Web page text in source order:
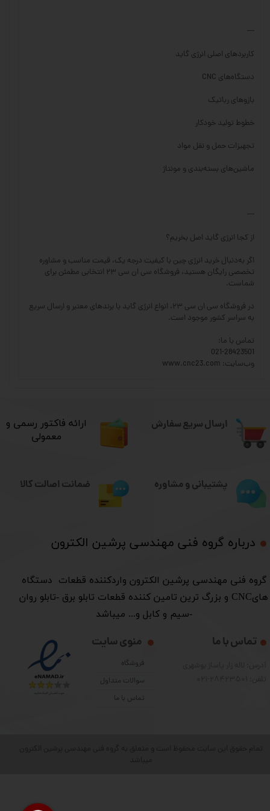
---
کاربردهای اصلی انرژی گاید
دستگاه‌های CNC
بازوهای رباتیک
خطوط تولید خودکار
تجهیزات حمل و نقل مواد
ماشین‌های بسته‌بندی و مونتاژ
---
از کجا انرژی گاید اصل بخریم؟
اگر به‌دنبال خرید انرژی چین با کیفیت درجه یک، قیمت مناسب و مشاوره
تخصصی رایگان هستید، فروشگاه سی ان سی ۲۳ انتخابی مطمئن برای
شماست.
در فروشگاه سی ان سی ۲۳، انواع انرژی گاید با برندهای معتبر و ارسال سریع
به سراسر کشور موجود است.
تماس با ما:
021-28423501
وب‌سایت: www.cnc23.com
ارسال سریع سفارش
درباره گروه فنی مهندسی پرشین الکترون​​​​​​​
​گروه فنی مهندسی پرشین الکترون واردکننده قطعات دستگاه
هایCNC و بزرگ ترین تامین کننده قطعات تابلو برق -تابلو روان
-سیم و کابل و... میباشد
منوی سایت
فروشگاه
سوالات متداول
تماس با ما
تماس با ما
​ارائه فاکتور رسمی و
معمولی
پشتیبانی و مشاوره ضمانت اصالت کالا